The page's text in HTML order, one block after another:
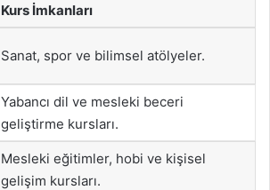
Kurs İmkanları
Sanat, spor ve bilimsel atölyeler.
Yabancı dil ve mesleki beceri
geliştirme kursları.
Mesleki eğitimler, hobi ve kişisel
gelişim kursları.